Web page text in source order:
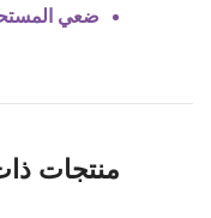
ضعي
منتجات